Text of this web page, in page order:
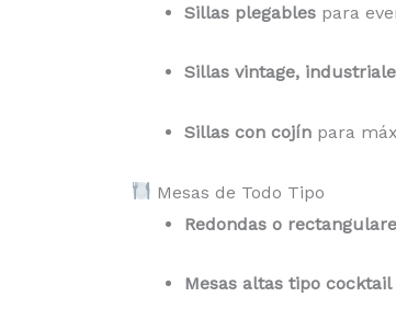
Sillas plegables para
Sillas vintage,
Sillas con cojín para
Mesas de Todo Tipo
Redondas o
Mesas altas tipo cocktail